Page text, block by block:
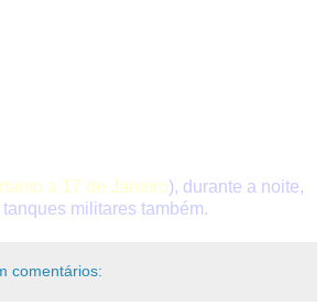
a 17 de Janeiro), durante a noite,
militares também.
comentários: